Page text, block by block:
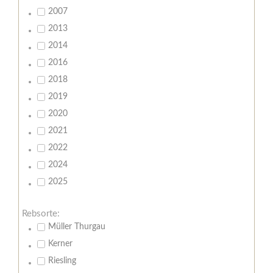
2007
2013
2014
2016
2018
2019
2020
2021
2022
2024
2025
Rebsorte:
Müller Thurgau
Kerner
Riesling